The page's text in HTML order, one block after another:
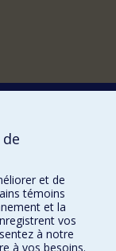
et de
témoins
et la
vos
à notre
à vos besoins.